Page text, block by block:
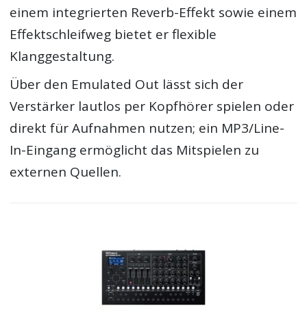
einem integrierten Reverb-Effekt sowie einem
Effektschleifweg bietet er flexible
Klanggestaltung.
Über den Emulated Out lässt sich der
Verstärker lautlos per Kopfhörer spielen oder
direkt für Aufnahmen nutzen; ein MP3/Line-
In-Eingang ermöglicht das Mitspielen zu
externen Quellen.